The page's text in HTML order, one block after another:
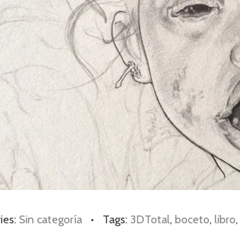
Sin categoría • Tags: 3DTotal, boceto, libro,